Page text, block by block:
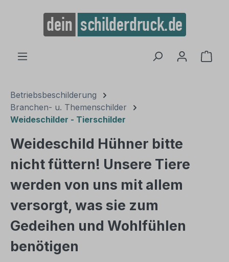
springen
Betriebsbeschilderung
Branchen- u. Themenschilder
Weideschilder - Tierschilder
Weideschild Hühner bitte
nicht füttern! Unsere Tiere
werden von uns mit allem
versorgt, was sie zum
Gedeihen und Wohlfühlen
benötigen